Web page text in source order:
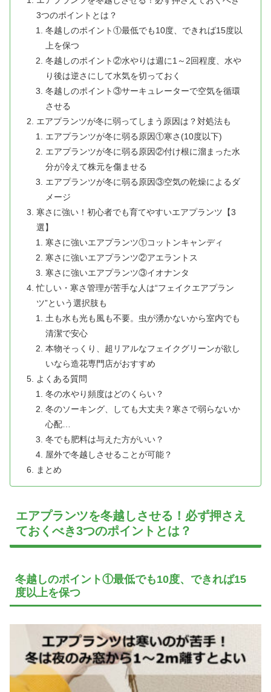
3つのポイントとは？
冬越しのポイント①最低でも10度、できれば15度以
上を保つ
冬越しのポイント②水やりは週に1～2回程度、水や
り後は逆さにして水気を切っておく
冬越しのポイント③サーキュレーターで空気を循環
させる
エアプランツが冬に弱ってしまう原因は？対処法も
エアプランツが冬に弱る原因①寒さ(10度以下)
エアプランツが冬に弱る原因②付け根に溜まった水
分が冷えて株元を傷ませる
エアプランツが冬に弱る原因③空気の乾燥によるダ
メージ
寒さに強い！初心者でも育てやすいエアプランツ【3
選】
寒さに強いエアプランツ①コットンキャンディ
寒さに強いエアプランツ②アエラントス
寒さに強いエアプランツ③イオナンタ
忙しい・寒さ管理が苦手な人は“フェイクエアプラン
ツ”という選択肢も
土も水も光も風も不要。虫が湧かないから室内でも
清潔で安心
本物そっくり、超リアルなフェイクグリーンが欲し
いなら造花専門店がおすすめ
よくある質問
冬の水やり頻度はどのくらい？
冬のソーキング、しても大丈夫？寒さで弱らないか
心配…
冬でも肥料は与えた方がいい？
屋外で冬越しさせることが可能？
まとめ
エアプランツを冬越しさせる！必ず押さえ
ておくべき3つのポイントとは？
冬越しのポイント①最低でも10度、できれば15
度以上を保つ